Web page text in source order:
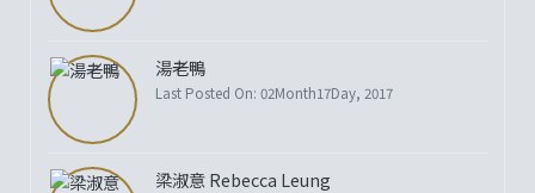
湯老鴨
Last Posted On: 02Month17Day, 2017
梁淑意 Rebecca Leung